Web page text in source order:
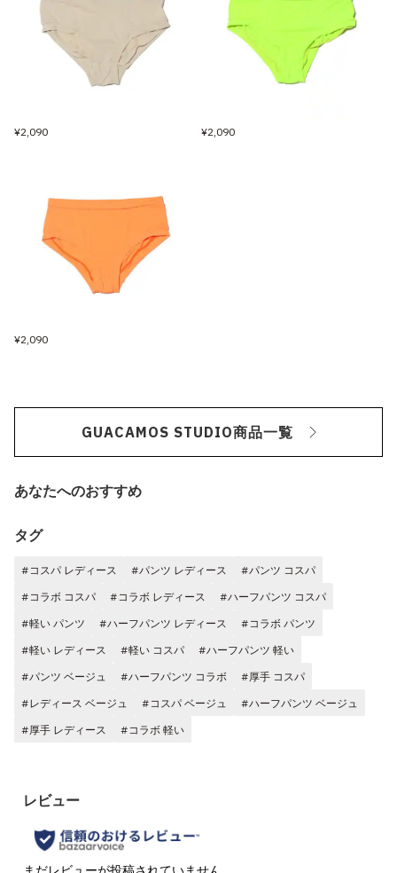
¥2,090 ¥2,090
¥2,090
GUACAMOS STUDIO商品一覧
あなたへのおすすめ
タグ
#コスパ レディース #パンツ レディース
#パンツ コスパ
#コラボ コスパ
#コラボ レディース
#ハーフパンツ コスパ
#軽い パンツ
#ハーフパンツ レディース
#コラボ パンツ
#軽い レディース
#軽い コスパ
#ハーフパンツ 軽い
#パンツ ベージュ
#ハーフパンツ コラボ
#厚手 コスパ
#レディース ベージュ
#コスパ ベージュ
#ハーフパンツ ベージュ
#厚手 レディース
#コラボ 軽い